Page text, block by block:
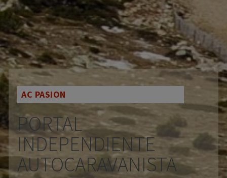
AC PASION
PORTAL
INDEPENDIENTE
AUTOCARAVANISTA